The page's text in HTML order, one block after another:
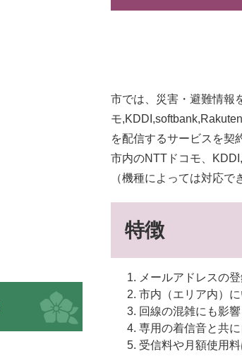
市では、災害・避難情報
モ
を配信するサービスを契
市内のNTTドコモ、
（機種によっては対応で
特徴
メールアドレスの
市内（エリア内）
回線の混雑にも影
専用の着信音と共
受信料や月額使用